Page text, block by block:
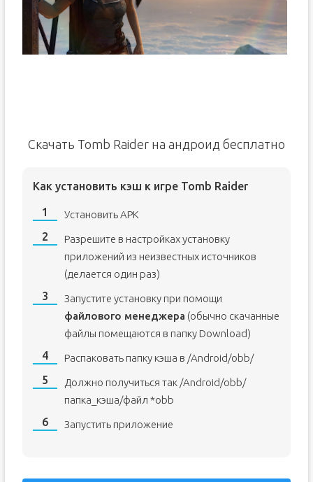
Скачать Tomb Raider на андроид бесплатно
Как установить кэш к игре Tomb Raider
Установить APK
Разрешите в настройках установку
приложений из неизвестных источников
(делается один раз)
Запустите установку при помощи
файлового менеджера (обычно скачанные
файлы помещаются в папку Download)
Распаковать папку кэша в /Android/obb/
Должно получиться так /Android/obb/
папка_кэша/файл *obb
Запустить приложение